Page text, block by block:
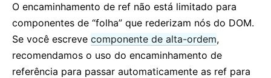
O encaminhamento de ref não está limitado para
componentes de “folha” que rederizam nós do DOM.
Se você escreve componente de alta-ordem,
recomendamos o uso do encaminhamento de
referência para passar automaticamente as ref para